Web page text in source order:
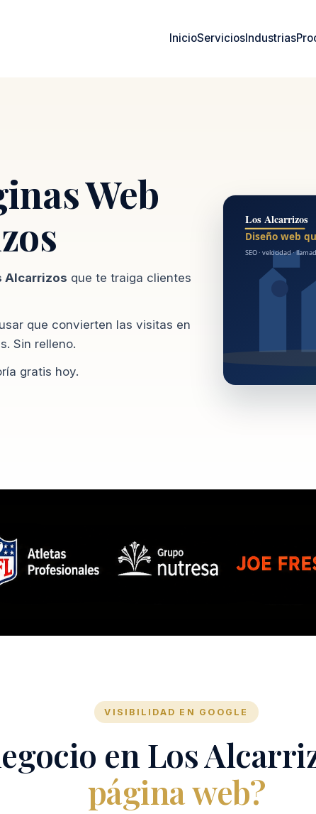
InicioServiciosIndustrias
Web
Alcarrizos que te traiga clientes
que convierten las visitas en
Sin relleno.
gratis hoy.
VISIBILIDAD EN GOOGLE
en Los
página web?